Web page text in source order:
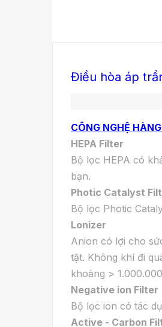
Điều hòa áp
CÔNG NGHỆ
HEPA Filter
Bộ lọc HEPA có
bạn.
Photic Catalyst
Bộ lọc Photic
Lonizer
Anion có lợi cho
tật. Không khí đi
khoảng >
Negative ion Filter
Bộ lọc ion có tác
Active - Carbon